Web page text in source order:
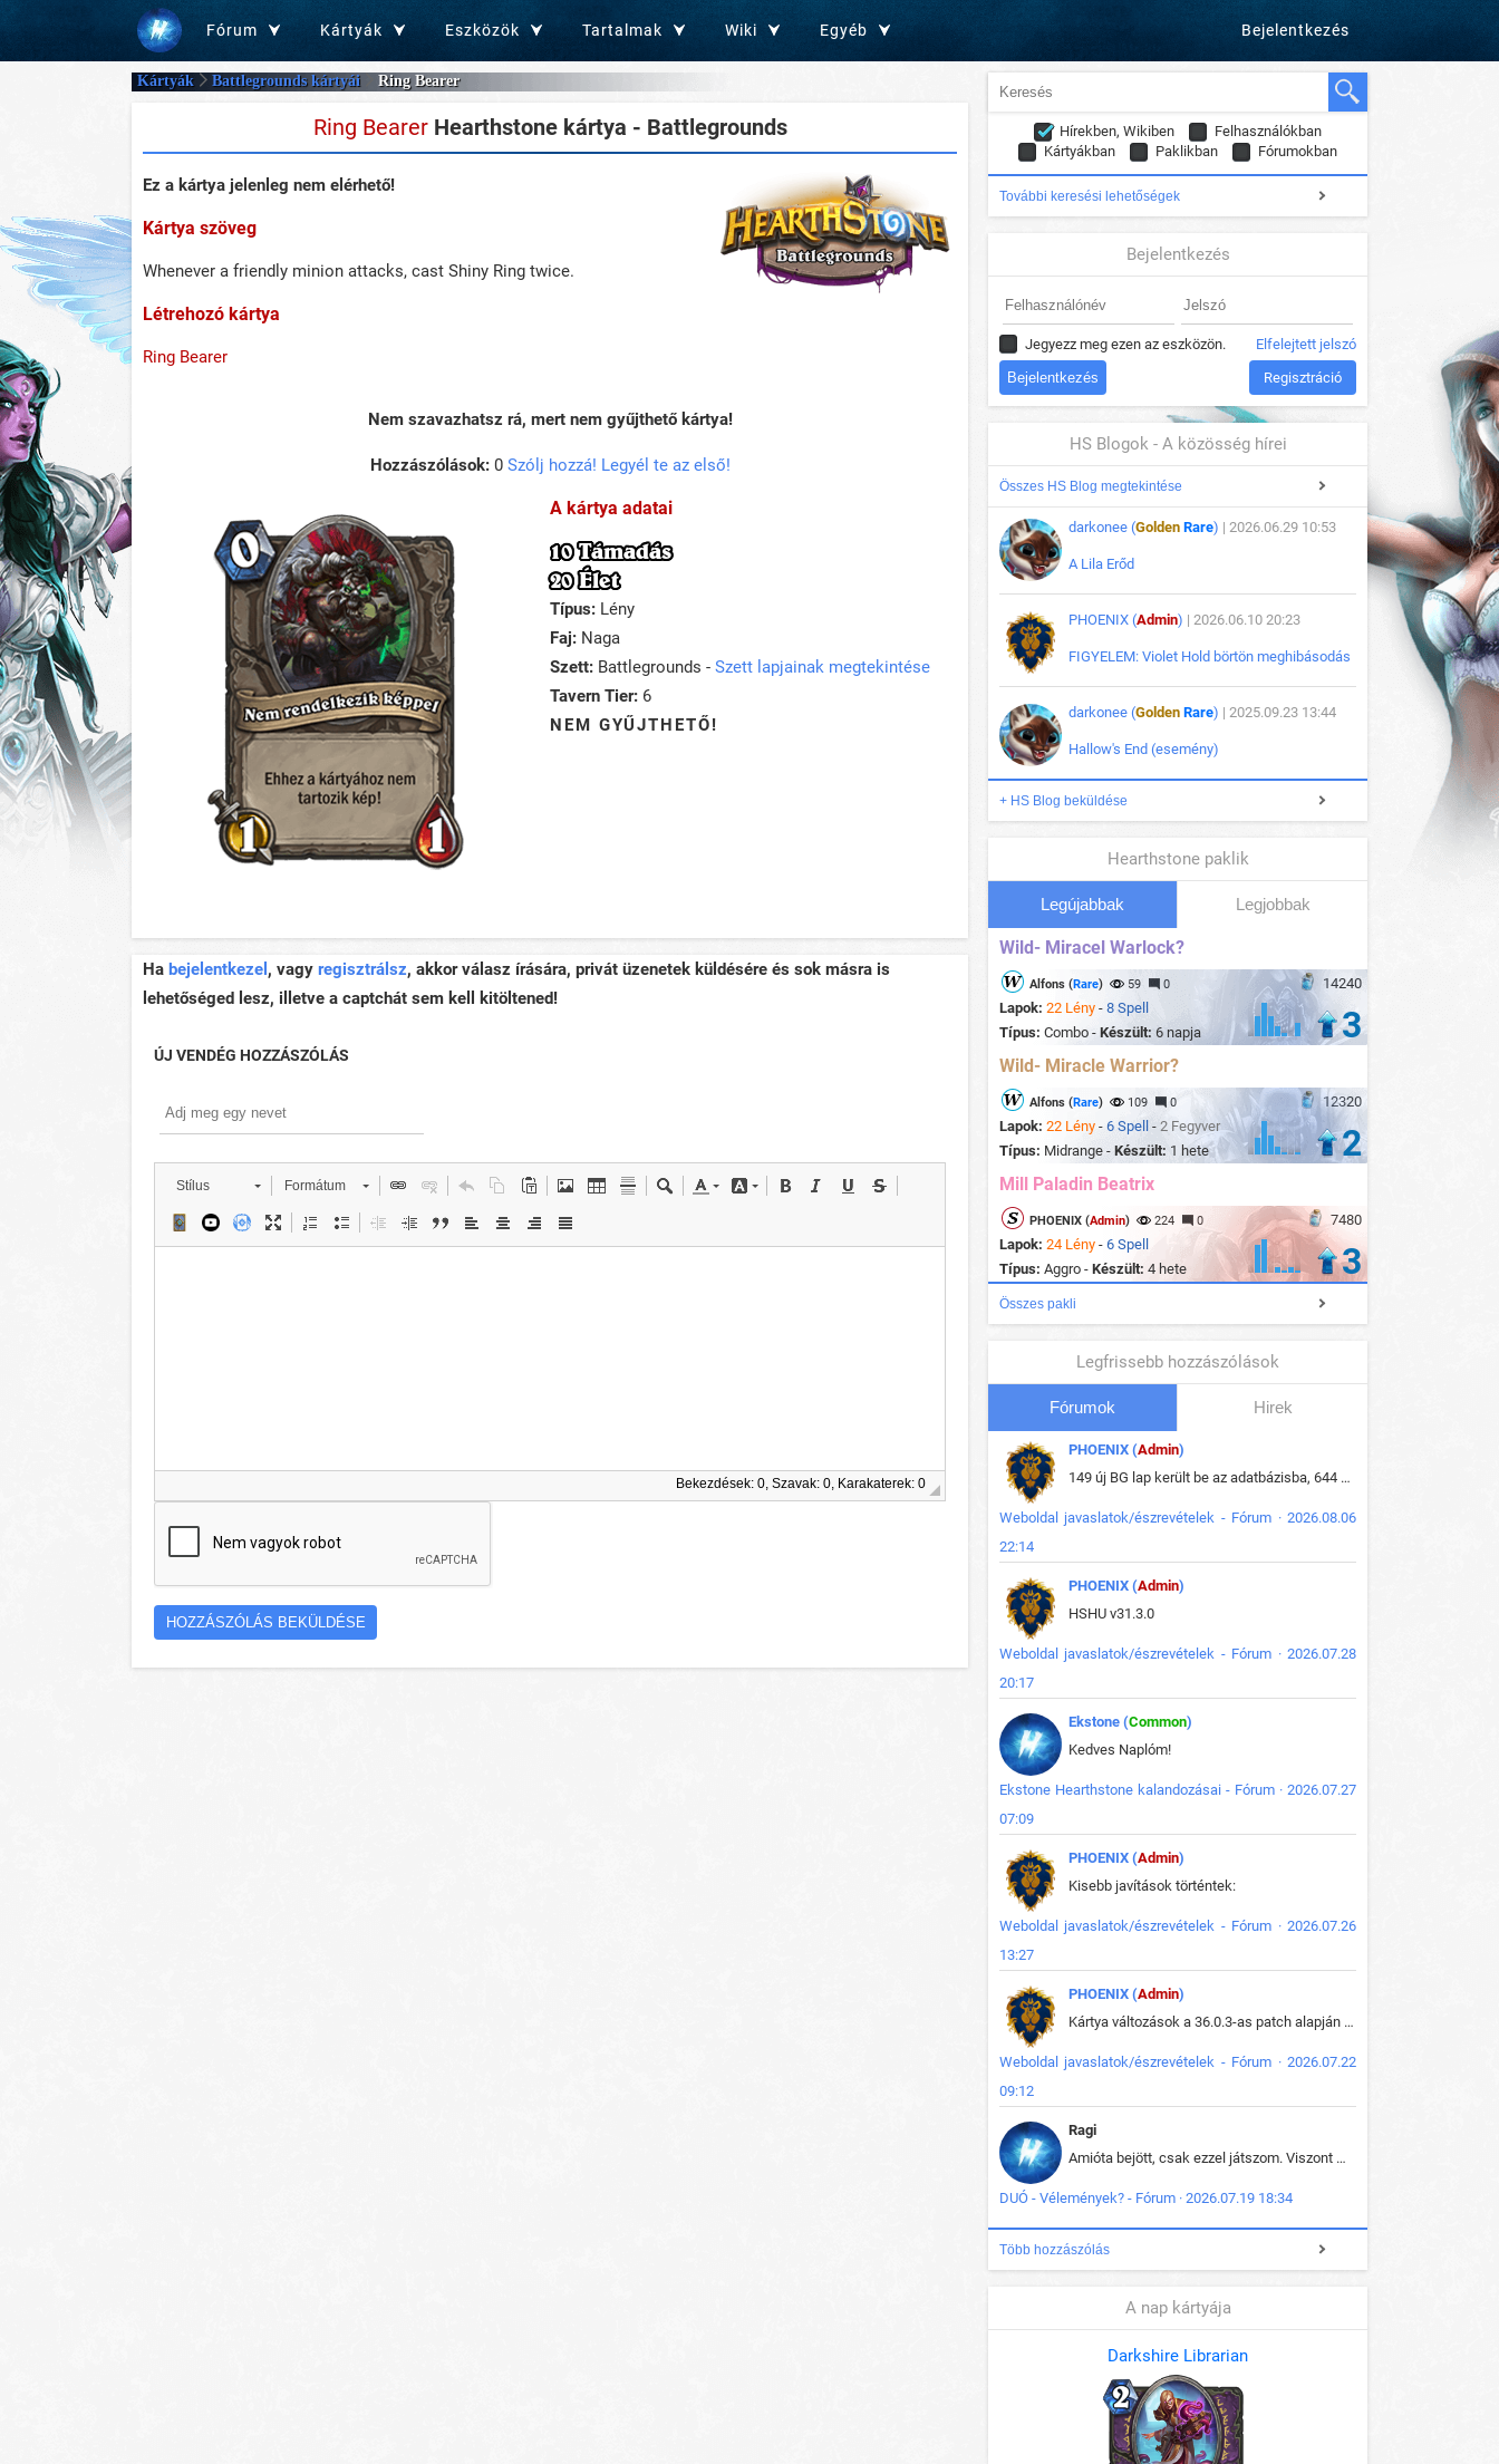
Fórum Kártyák Eszközök Tartalmak Wiki Egyéb Bejelentkezés
Kártyák Battlegrounds kártyái Ring Bearer
Ring BearerHearthstone kártya - Battlegrounds
Ez a kártya jelenleg nem elérhető!
Kártya szöveg
Whenever a friendly minion attacks, cast Shiny Ring twice.
Létrehozó kártya
Ring Bearer
Nem szavazhatsz rá, mert nem gyűjthető kártya!
Hozzászólások:0 Szólj hozzá! Legyél te az első!
A kártya adatai
10 Támadás
20 Élet
Típus: Lény
Faj: Naga
Szett: Battlegrounds - Szett lapjainak megtekintése
Tavern Tier: 6
NEM GYŰJTHETŐ!
Ha bejelentkezel , vagy regisztrálsz, akkor válasz írására, privát üzenetek küldésére és sok másra is
lehetőséged lesz, illetve a captchát sem kell kitöltened!
ÚJ VENDÉG HOZZÁSZÓLÁS
Stílus Formátum
Bekezdések: 0, Szavak: 0, Karakaterek: 0
Hírekben, Wikiben
Felhasználókban
Kártyákban
Paklikban Fórumokban
További keresési lehetőségek
Bejelentkezés
Jegyezz meg ezen az eszközön. Elfelejtett jelszó
Regisztráció
HS Blogok - A közösség hírei
Összes HS Blog megtekintése
darkonee (Golden Rare) | 2026.06.29 10:53
A Lila Erőd
PHOENIX (Admin) | 2026.06.10 20:23
FIGYELEM: Violet Hold börtön meghibásodás
darkonee (Golden Rare) | 2025.09.23 13:44
Hallow's End (esemény)
+ HS Blog beküldése
Hearthstone paklik
Legújabbak Legjobbak
Wild- Miracel Warlock?
14240
Alfons (Rare) 59 0
Lapok: 22 Lény - 8 Spell
Típus: Combo - Készült: 6 napja 3
Wild- Miracle Warrior?
12320
Alfons (Rare) 109 0
Lapok: 22 Lény - 6 Spell - 2 Fegyver
Típus: Midrange - Készült: 1 hete 2
Mill Paladin Beatrix
7480
PHOENIX (Admin) 224 0
Lapok: 24 Lény - 6 Spell
Típus: Aggro - Készült: 4 hete 3
Összes pakli
Legfrissebb hozzászólások
Fórumok Hirek
PHOENIX (Admin)
149 új BG lap került be az adatbázisba, 644 db meglévő BG lap módosult, bekerültek az új képek a megváltozott lapokhoz is.
Weboldal javaslatok/észrevételek - Fórum · 2026.08.06
22:14
PHOENIX (Admin)
HSHU v31.3.0
Weboldal javaslatok/észrevételek - Fórum · 2026.07.28
20:17
Ekstone (Common)
Kedves Naplóm!
Ekstone Hearthstone kalandozásai - Fórum · 2026.07.27
07:09
PHOENIX (Admin)
Kisebb javítások történtek:
Weboldal javaslatok/észrevételek - Fórum · 2026.07.26
13:27
PHOENIX (Admin)
Kártya változások a 36.0.3-as patch alapján frissítve az adatbázisban (képek is cserélve).
Weboldal javaslatok/észrevételek - Fórum · 2026.07.22
09:12
Ragi
Amióta bejött, csak ezzel játszom. Viszont mint minden más - akár az alapjáték is, ez is baromira összetett lett. Néha már pár kör után is esélytelen az egész. Vagy irreállisan túltápol valaki, vagy lelép a partner, vagy csak hülye mint a segg. És amikor eljönne az én időm, na akkor jön el mindenki másé is. Engem jobban érdekelne, hogy ki milyen ratingen szokott játszani. Na ez lenne egy érdekes adat.
DUÓ - Vélemények? - Fórum · 2026.07.19 18:34
Több hozzászólás
A nap kártyája
Darkshire Librarian